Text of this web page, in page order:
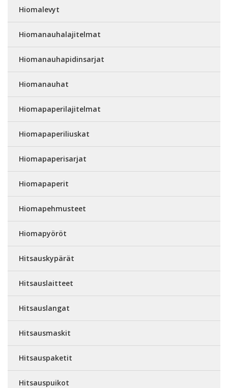
Hiomalevyt
Hiomanauhalajitelmat
Hiomanauhapidinsarjat
Hiomanauhat
Hiomapaperilajitelmat
Hiomapaperiliuskat
Hiomapaperisarjat
Hiomapaperit
Hiomapehmusteet
Hiomapyöröt
Hitsauskypärät
Hitsauslaitteet
Hitsauslangat
Hitsausmaskit
Hitsauspaketit
Hitsauspuikot